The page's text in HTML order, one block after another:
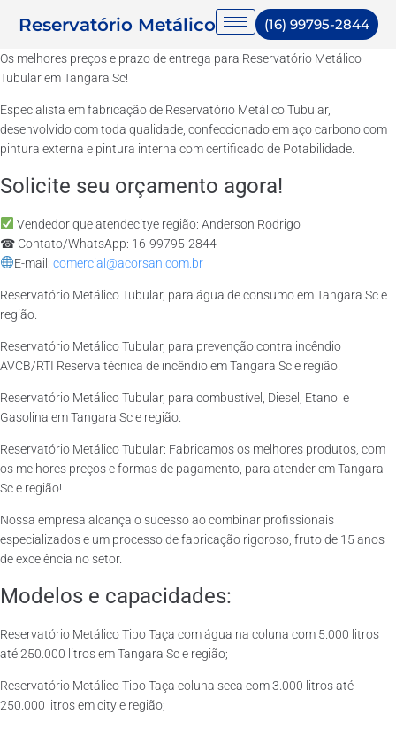
Reservatório Metálico (16) 99795-2844
Os melhores preços e prazo de entrega para Reservatório Metálico
Tubular em Tangara Sc!
Especialista em fabricação de Reservatório Metálico Tubular,
desenvolvido com toda qualidade, confeccionado em aço carbono com
pintura externa e pintura interna com certificado de Potabilidade.
Solicite seu orçamento agora!
Vendedor que atendecitye região: Anderson Rodrigo
☎ Contato/WhatsApp: 16-99795-2844
E-mail: comercial@acorsan.com.br
Reservatório Metálico Tubular, para água de consumo em Tangara Sc e
região.
Reservatório Metálico Tubular, para prevenção contra incêndio
AVCB/RTI Reserva técnica de incêndio em Tangara Sc e região.
Reservatório Metálico Tubular, para combustível, Diesel, Etanol e
Gasolina em Tangara Sc e região.
Reservatório Metálico Tubular: Fabricamos os melhores produtos, com
os melhores preços e formas de pagamento, para atender em Tangara
Sc e região!
Nossa empresa alcança o sucesso ao combinar profissionais
especializados e um processo de fabricação rigoroso, fruto de 15 anos
de excelência no setor.
Modelos e capacidades:
Reservatório Metálico Tipo Taça com água na coluna com 5.000 litros
até 250.000 litros em Tangara Sc e região;
Reservatório Metálico Tipo Taça coluna seca com 3.000 litros até
250.000 litros em city e região;